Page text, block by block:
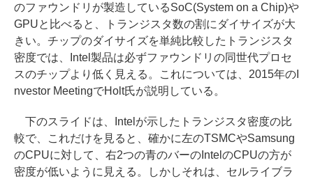
のファウンドリが製造しているSoC(System on a Chip)や
GPUと比べると、トランジスタ数の割にダイサイズが大
きい。チップのダイサイズを単純比較したトランジスタ
密度では、Intel製品は必ずファウンドリの同世代プロセ
スのチップより低く見える。これについては、2015年のI
nvestor MeetingでHolt氏が説明している。
下のスライドは、Intelが示したトランジスタ密度の比
較で、これだけを見ると、確かに左のTSMCやSamsung
のCPUに対して、右2つの青のバーのIntelのCPUの方が
密度が低いように見える。しかしそれは、セルライブラ